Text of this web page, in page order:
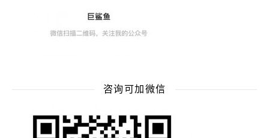
咨询可加微信